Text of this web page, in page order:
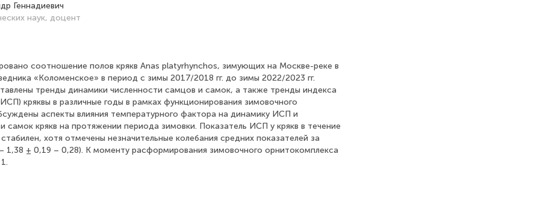
Геннадиевич
наук, доцент
соотношение полов крякв Anas platyrhynchos, зимующих на Москве-реке в
«Коломенское» в период с зимы 2017/2018 гг. до зимы 2022/2023 гг.
тренды динамики численности самцов и самок, а также тренды индекса
кряквы в различные годы в рамках функционирования зимовочного
аспекты влияния температурного фактора на динамику ИСП и
самок крякв на протяжении периода зимовки. Показатель ИСП у крякв в течение
хотя отмечены незначительные колебания средних показателей за
1,38 ± 0,19 – 0,28). К моменту расформирования зимовочного орнитокомплекса